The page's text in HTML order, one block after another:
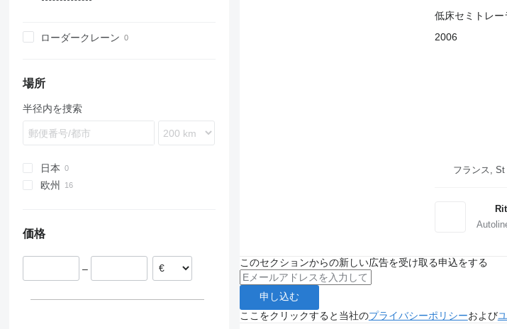
SDR
SW
TXC
SCF
SKO
SPR
SW
SPA
SZ
47
ローダークレーン
場所
半径内を捜索
日本
欧州
ポーランド
価格
–
低床セミトレー
2006
フランス,
このセクションからの新しい広告を受け取る申込をする
申し込む
ここをクリックすると当社のプライバシーポリシーおよび